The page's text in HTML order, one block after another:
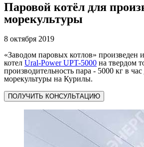
Паровой котёл для
морекультуры
8 октября 2019
«Заводом паровых котлов» произведен
котел Ural-Power UPT-5000 на твердом
производительность пара - 5000 кг в
морекультуры на Курилы.
ПОЛУЧИТЬ КОНСУЛЬТАЦИЮ